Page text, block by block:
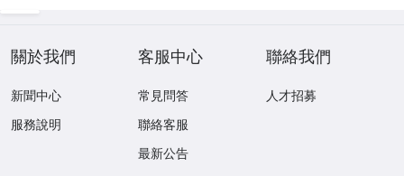
關於我們
新聞中心
服務說明
客服中心
常見問答
聯絡客服
最新公告
聯絡我們
人才招募